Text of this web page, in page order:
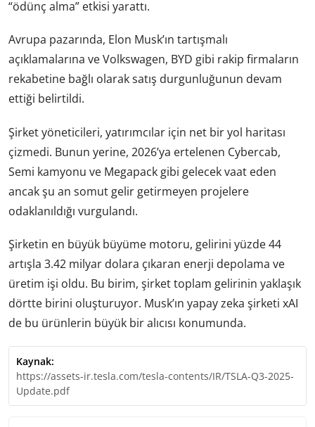
“ödünç alma” etkisi yarattı.
Avrupa pazarında, Elon Musk’ın tartışmalı
açıklamalarına ve Volkswagen, BYD gibi rakip firmaların
rekabetine bağlı olarak satış durgunluğunun devam
ettiği belirtildi.
Şirket yöneticileri, yatırımcılar için net bir yol haritası
çizmedi. Bunun yerine, 2026’ya ertelenen Cybercab,
Semi kamyonu ve Megapack gibi gelecek vaat eden
ancak şu an somut gelir getirmeyen projelere
odaklanıldığı vurgulandı.
Şirketin en büyük büyüme motoru, gelirini yüzde 44
artışla 3.42 milyar dolara çıkaran enerji depolama ve
üretim işi oldu. Bu birim, şirket toplam gelirinin yaklaşık
dörtte birini oluşturuyor. Musk’ın yapay zeka şirketi xAI
de bu ürünlerin büyük bir alıcısı konumunda.
Kaynak:
https://assets-ir.tesla.com/tesla-contents/IR/TSLA-Q3-2025-
Update.pdf